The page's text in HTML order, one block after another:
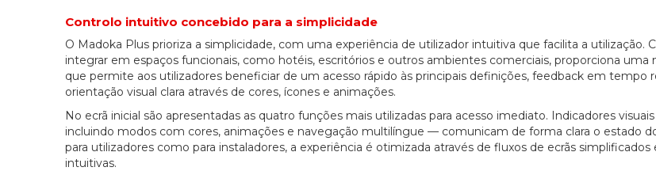
Controlo intuitivo concebido para a simplicidade
O Madoka Plus prioriza a simplicidade, com uma experiência de utilizador intuitiva que facilita a utilização.
integrar em espaços funcionais, como hotéis, escritórios e outros ambientes comerciais, proporciona uma
que permite aos utilizadores beneficiar de um acesso rápido às principais definições, feedback em tempo
orientação visual clara através de cores, ícones e animações.
No ecrã inicial são apresentadas as quatro funções mais utilizadas para acesso imediato. Indicadores
incluindo modos com cores, animações e navegação multilíngue — comunicam de forma clara o estado
para utilizadores como para instaladores, a experiência é otimizada através de fluxos de ecrãs
intuitivas.